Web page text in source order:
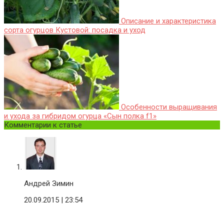
Описание и характеристика
сорта огурцов Кустовой: посадка и уход
Особенности выращивания
и ухода за гибридом огурца «Сын полка f1»
Комментарии к статье
Андрей Зимин
20.09.2015 | 23:54